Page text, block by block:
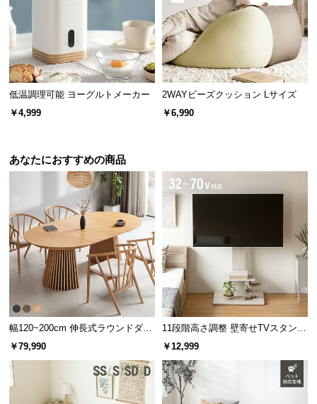
低温調理可能 ヨーグルトメーカー
￥4,999
2WAYビーズクッション Lサイズ
￥6,990
あなたにおすすめの商品
幅120~200cm 伸長式ラウンドダイ
ニングテーブル 6人掛け 天然木突
￥79,990
11段階高さ調整 壁寄せTVスタンド
キャスター付き 上下左右角度調節
￥12,999